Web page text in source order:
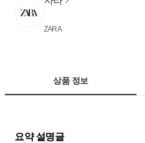
ZARA
상품 정보
요약 설명글